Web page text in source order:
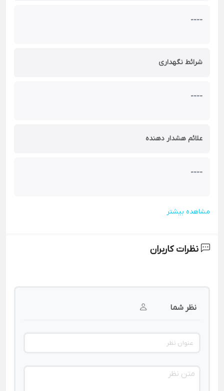
----
شرائط نگهداری
----
علائم هشدار دهنده
----
مشاهده بیشتر
نظرات کاربران
نظر شما